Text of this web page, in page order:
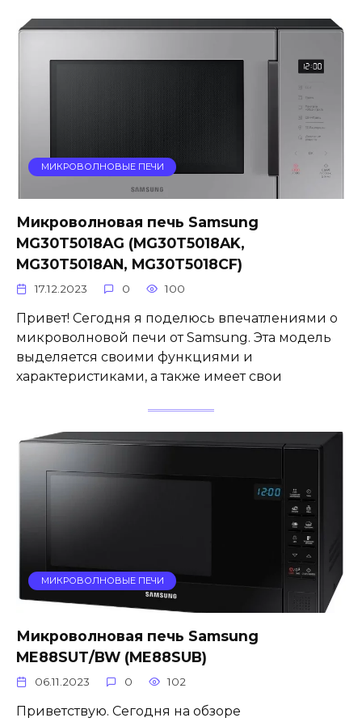
МИКРОВОЛНОВЫЕ ПЕЧИ
Микроволновая печь Samsung
MG30T5018AG (MG30T5018AK,
MG30T5018AN, MG30T5018CF)
17.12.2023 0 100
Привет! Сегодня я поделюсь впечатлениями о
микроволновой печи от Samsung. Эта модель
выделяется своими функциями и
характеристиками, а также имеет свои
МИКРОВОЛНОВЫЕ ПЕЧИ
Микроволновая печь Samsung
ME88SUT/BW (ME88SUB)
06.11.2023 0 102
Приветствую. Сегодня на обзоре